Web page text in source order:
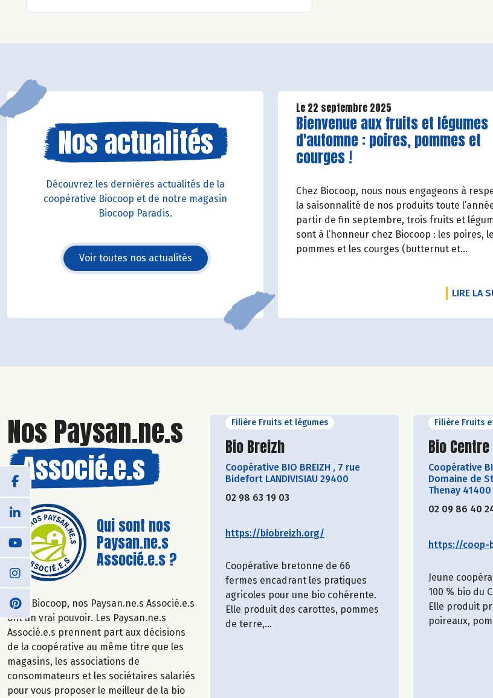
Nos actualités
Découvrez les dernières actualités de la
coopérative Biocoop et de notre magasin
Biocoop Paradis.
Voir toutes nos actualités
Le 22 septembre 2025
Lire la suite de l'article
Bienvenue aux fruits et légumes
d'automne : poires, pommes et
courges !
Chez Biocoop, nous nous engageons à
la saisonnalité de nos produits toute
partir de fin septembre, trois fruits et
sont à l’honneur chez Biocoop : les poires,
pommes et les courges (butternut et
LIRE LA
Nos Paysan.ne.s
Associé.e.s
Qui sont nos
Paysan.ne.s
Associé.e.s ?
Chez Biocoop, nos Paysan.ne.s Associé.e.s
ont un vrai pouvoir. Les Paysan.ne.s
Associé.e.s prennent part aux décisions
de la coopérative au même titre que les
magasins, les associations de
consommateurs et les sociétaires salariés
pour vous proposer le meilleur de la bio
Filière Fruits et légumes
Découvrir le producteur
Bio Breizh
Coopérative BIO BREIZH , 7 rue
Bidefort LANDIVISIAU 29400
02 98 63 19 03
https://biobreizh.org/
Coopérative bretonne de 66
fermes encadrant les pratiques
agricoles pour une bio cohérente.
Elle produit des carottes, pommes
de terre,...
Filière Fruits
Découvrir
Bio
Coopérative
Domaine de
Thenay 41400
02 09 86 40
https://coop-
Jeune
100 % bio du
Elle produit
poireaux,